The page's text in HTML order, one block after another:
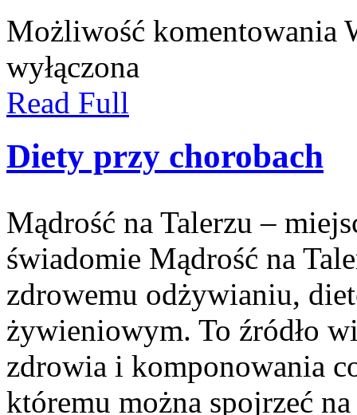
Możliwość komentowania
wyłączona
Read Full
Diety przy chorobach
Mądrość na Talerzu –
świadomie Mądrość na
zdrowemu odżywianiu,
żywieniowym. To źródło
zdrowia i komponowania
któremu można spojrzeć